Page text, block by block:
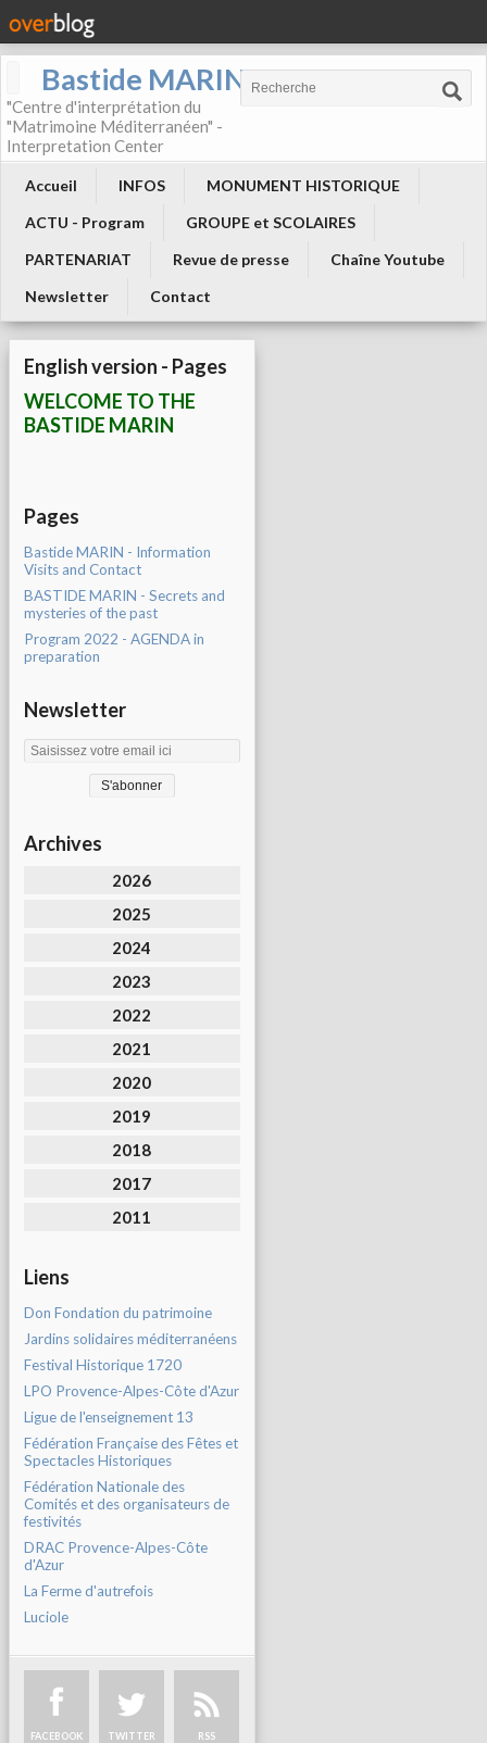
Bastide MARIN
"Centre d'interprétation du
"Matrimoine Méditerranéen" -
Interpretation Center
Accueil INFOS
MONUMENT HISTORIQUE
ACTU - Program
GROUPE et SCOLAIRES
PARTENARIAT
Revue de presse
Chaîne Youtube
Newsletter
Contact
English version - Pages
WELCOME TO THE
BASTIDE MARIN
Pages
Bastide MARIN - Information
Visits and Contact
BASTIDE MARIN - Secrets and
mysteries of the past
Program 2022 - AGENDA in
preparation
Newsletter
Archives
2026
2025
2024
2023
2022
2021
2020
2019
2018
2017
2011
Liens
Don Fondation du patrimoine
Jardins solidaires méditerranéens
Festival Historique 1720
LPO Provence-Alpes-Côte d'Azur
Ligue de l'enseignement 13
Fédération Française des Fêtes et
Spectacles Historiques
Fédération Nationale des
Comités et des organisateurs de
festivités
DRAC Provence-Alpes-Côte
d'Azur
La Ferme d'autrefois
Luciole
FACEBOOK TWITTER RSS